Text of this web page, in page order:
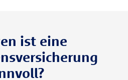
ist eine